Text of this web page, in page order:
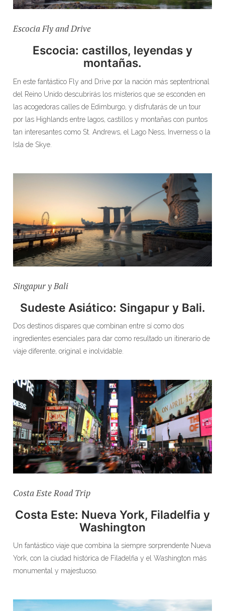
Escocia Fly and Drive
Escocia: castillos, leyendas y
montañas.
En este fantástico Fly and Drive por la nación más septentrional
del Reino Unido descubrirás los misterios que se esconden en
las acogedoras calles de Edimburgo, y disfrutarás de un tour
por las Highlands entre lagos, castillos y montañas con puntos
tan interesantes como St. Andrews, el Lago Ness, Inverness o la
Isla de Skye.
Singapur y Bali
Sudeste Asiático: Singapur y Bali.
Dos destinos dispares que combinan entre sí como dos
ingredientes esenciales para dar como resultado un itinerario de
viaje diferente, original e inolvidable.
Costa Este Road Trip
Costa Este: Nueva York, Filadelfia y
Washington
Un fantástico viaje que combina la siempre sorprendente Nueva
York, con la ciudad histórica de Filadelfia y el Washington más
monumental y majestuoso.